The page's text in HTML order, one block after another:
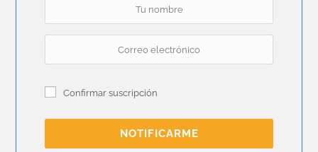
Confirmar suscripción
NOTIFICARME